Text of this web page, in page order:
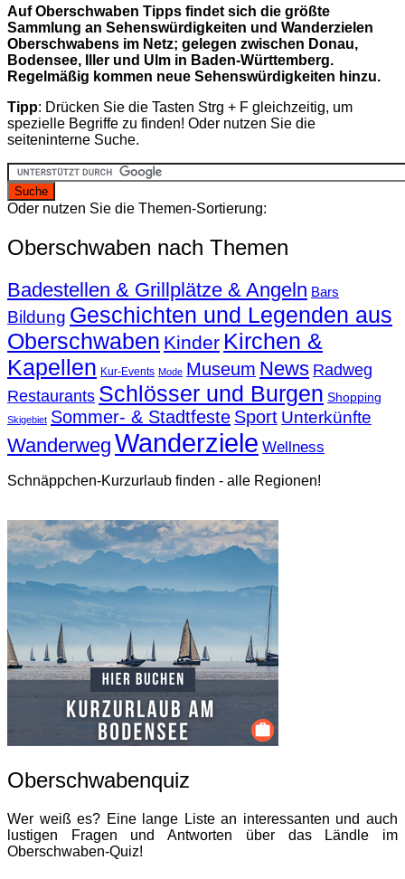
Auf Oberschwaben Tipps findet sich die größte
Sammlung an Sehenswürdigkeiten und Wanderzielen
Oberschwabens im Netz; gelegen zwischen Donau,
Bodensee, Iller und Ulm in Baden-Württemberg.
Regelmäßig kommen neue Sehenswürdigkeiten hinzu.
Tipp: Drücken Sie die Tasten Strg + F gleichzeitig, um
spezielle Begriffe zu finden! Oder nutzen Sie die
seiteninterne Suche.
Oder nutzen Sie die Themen-Sortierung:
Oberschwaben nach Themen
Badestellen & Grillplätze & Angeln Bars
Bildung Geschichten und Legenden aus
Oberschwaben Kinder Kirchen &
Kapellen Kur-Events Mode Museum News Radweg
Restaurants Schlösser und Burgen Shopping
Skigebiet Sommer- & Stadtfeste Sport Unterkünfte
Wanderweg Wanderziele Wellness
Schnäppchen-Kurzurlaub finden - alle Regionen!
Oberschwabenquiz
Wer weiß es? Eine lange Liste an interessanten und auch
lustigen Fragen und Antworten über das Ländle im
Oberschwaben-Quiz!